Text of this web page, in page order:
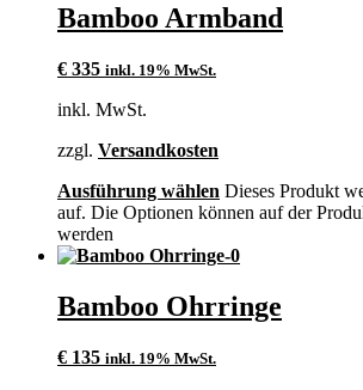
Bamboo Armband
€ 335 inkl. 19% MwSt.
inkl. MwSt.
zzgl. Versandkosten
Ausführung wählen Dieses Produkt
auf. Die Optionen können auf der
werden
Bamboo Ohrringe
€ 135 inkl. 19% MwSt.